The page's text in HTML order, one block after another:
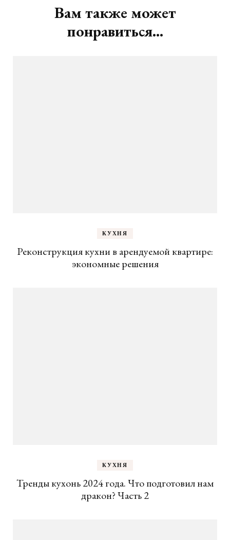
записямВам также может
понравиться...
КУХНЯ
Реконструкция кухни в арендуемой квартире:
экономные решения
КУХНЯ
Тренды кухонь 2024 года. Что подготовил нам
дракон? Часть 2